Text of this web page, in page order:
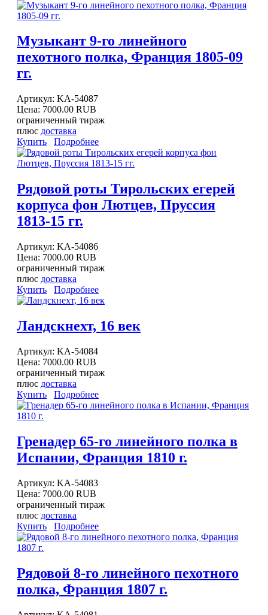
Музыкант 9-го линейного
пехотного полка, Франция 1805-09
гг.
Артикул: KA-54087
Цена: 7000.00 RUB
ограниченный тираж
плюс доставка
Купить
Подробнее
Рядовой роты Тирольских егерей
корпуса фон Лютцев, Пруссия
1813-15 гг.
Артикул: KA-54086
Цена: 7000.00 RUB
ограниченный тираж
плюс доставка
Купить
Подробнее
Ландскнехт, 16 век
Артикул: KA-54084
Цена: 7000.00 RUB
ограниченный тираж
плюс доставка
Купить
Подробнее
Гренадер 65-го линейного полка в
Испании, Франция 1810 г.
Артикул: KA-54083
Цена: 7000.00 RUB
ограниченный тираж
плюс доставка
Купить
Подробнее
Рядовой 8-го линейного пехотного
полка, Франция 1807 г.